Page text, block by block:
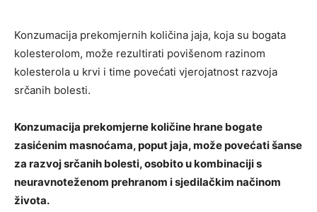
Konzumacija prekomjernih količina jaja, koja su bogata
kolesterolom, može rezultirati povišenom razinom
kolesterola u krvi i time povećati vjerojatnost razvoja
srčanih bolesti.
Konzumacija prekomjerne količine hrane bogate
zasićenim masnoćama, poput jaja, može povećati šanse
za razvoj srčanih bolesti, osobito u kombinaciji s
neuravnoteženom prehranom i sjedilačkim načinom
života.